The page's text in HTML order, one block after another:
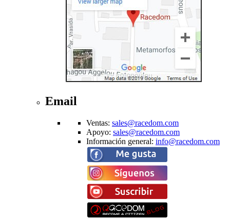
Email
Ventas: sales@racedom.com
Apoyo: sales@racedom.com
Información general: info@racedom.com